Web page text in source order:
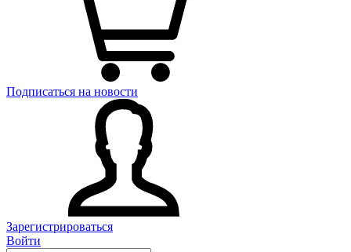
Подписаться на новости
Зарегистрироваться
Войти